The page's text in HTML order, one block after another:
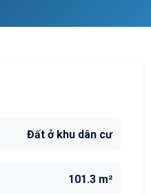
Đất ở khu dân cư
101.3 m²